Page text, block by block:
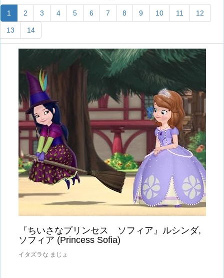
1 2 3 4 5 6 7 8 9 10 11 12
13 14
『ちいさなプリンセス ソフィア』ルシンダ,
ソフィア (Princess Sofia)
イタズラな まじょ